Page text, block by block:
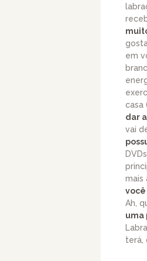
em
casa
dar
vai
mais
você
Ah,
uma
terá,